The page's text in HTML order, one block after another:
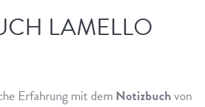
LAMELLO
Erfahrung mit demNotizbuchvon